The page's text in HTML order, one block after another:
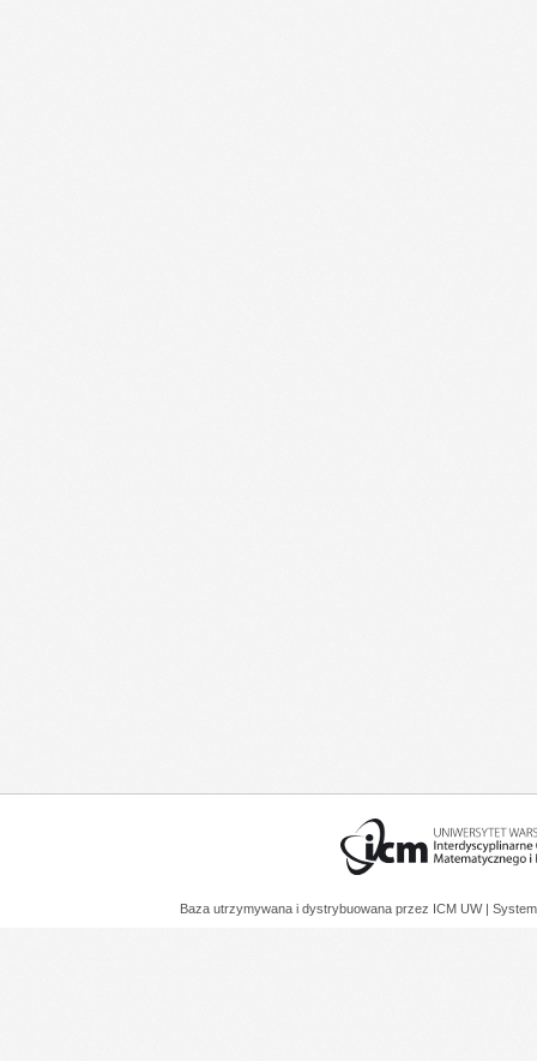
Baza utrzymywana i dystrybuowana przez ICM UW |